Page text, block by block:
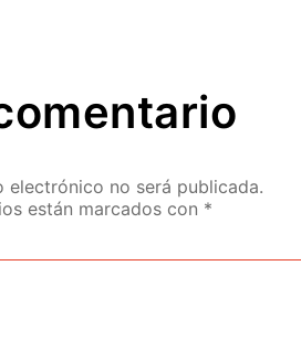
electrónico no será publicada.
están marcados con *